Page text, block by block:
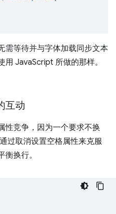
需等待并与字体加载同步文本
JavaScript 所做的那样。
互动
性竞争，因为一个要求不换
过取消设置空格属性来克服
换行。